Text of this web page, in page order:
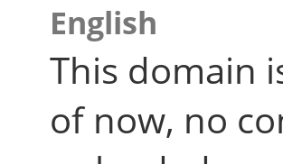
English
This domain
of now, no